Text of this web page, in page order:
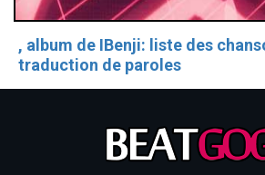
, album de IBenji: liste des
traduction de paroles